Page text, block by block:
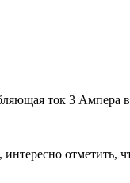
ток 3 Ампера в
отметить,